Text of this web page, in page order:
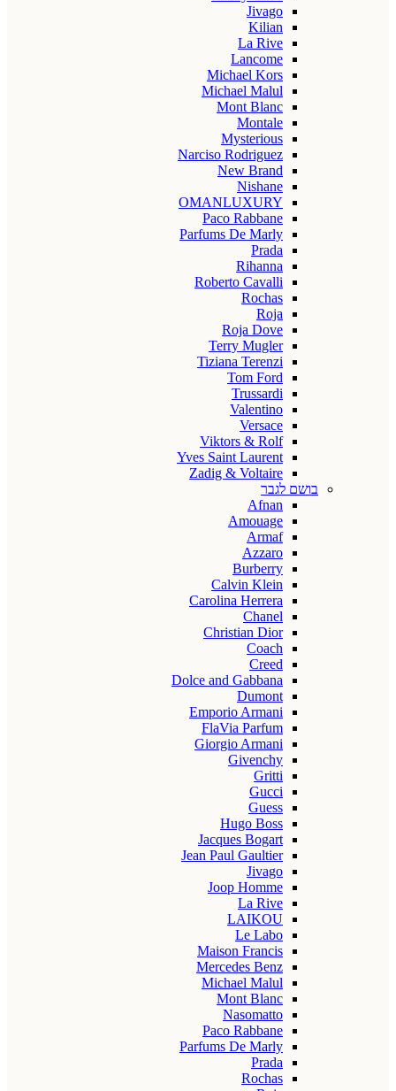
Jivago
Kilian
La Rive
Lancome
Michael Kors
Michael Malul
Mont Blanc
Montale
Mysterious
Narciso Rodriguez
New Brand
Nishane
OMANLUXURY
Paco Rabbane
Parfums De Marly
Prada
Rihanna
Roberto Cavalli
Rochas
Roja
Roja Dove
Terry Mugler
Tiziana Terenzi
Tom Ford
Trussardi
Valentino
Versace
Viktors & Rolf
Yves Saint Laurent
Zadig & Voltaire
בושם לגבר
Afnan
Amouage
Armaf
Azzaro
Burberry
Calvin Klein
Carolina Herrera
Chanel
Christian Dior
Coach
Creed
Dolce and Gabbana
Dumont
Emporio Armani
FlaVia Parfum
Giorgio Armani
Givenchy
Gritti
Gucci
Guess
Hugo Boss
Jacques Bogart
Jean Paul Gaultier
Jivago
Joop Homme
La Rive
LAIKOU
Le Labo
Maison Francis
Mercedes Benz
Michael Malul
Mont Blanc
Nasomatto
Paco Rabbane
Parfums De Marly
Prada
Rochas